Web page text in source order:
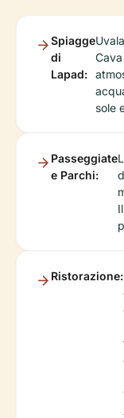
Spiagge
di
Lapad:
sole
Passeggiate
e Parchi:
Ristorazione: